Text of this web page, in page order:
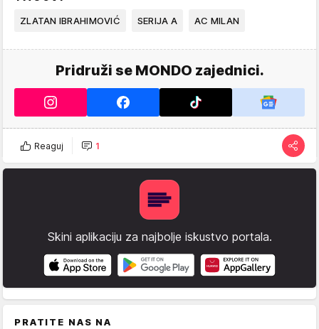
ZLATAN IBRAHIMOVIĆ SERIJA A AC MILAN
Pridruži se MONDO zajednici.
Reaguj 1
Skini aplikaciju za najbolje iskustvo portala.
PRATITE NAS NA